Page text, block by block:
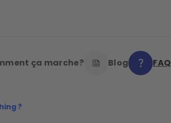
ça marche? Blog FAQ
?